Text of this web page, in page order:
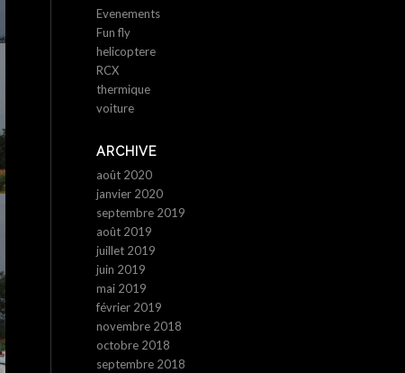
Evenements
Fun fly
helicoptere
RCX
thermique
voiture
ARCHIVE
août 2020
janvier 2020
septembre 2019
août 2019
juillet 2019
juin 2019
mai 2019
février 2019
novembre 2018
octobre 2018
septembre 2018